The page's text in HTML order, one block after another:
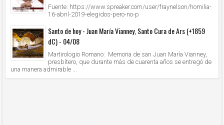
Fuente: https://www.spreaker.com/user/fraynelson/homilia-
16-abril-2019-elegidos-pero-no-p
Santo de hoy - Juan María Vianney, Santo Cura de Ars (+1859
dC) - 04/08
Martirologio Romano: Memoria de san Juan María Vianney,
presbítero, que durante más de cuarenta años se entregó de
una manera admirable ...